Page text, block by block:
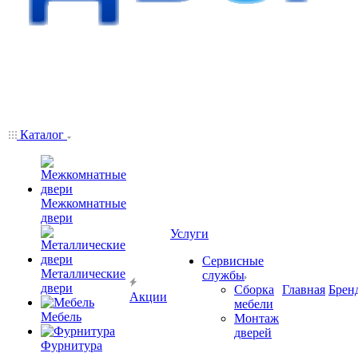
Каталог
Межкомнатные
двери
Металлические
двери
Мебель
Фурнитура
Акции
Услуги
Сервисные
службы
Сборка
мебели
Монтаж
дверей
Главная